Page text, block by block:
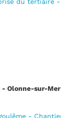
- Olonne-sur-Mer